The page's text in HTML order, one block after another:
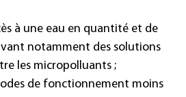
à une eau en quantité et de
notamment des solutions
les micropolluants ;
de fonctionnement moins